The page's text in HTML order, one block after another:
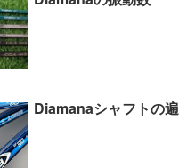
Diamanaシャフトの